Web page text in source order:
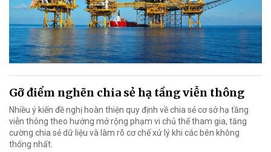
Gỡ điểm nghẽn chia sẻ hạ tầng viễn thông
Nhiều ý kiến đề nghị hoàn thiện quy định về chia sẻ cơ sở hạ tầng
viễn thông theo hướng mở rộng phạm vi chủ thể tham gia, tăng
cường chia sẻ dữ liệu và làm rõ cơ chế xử lý khi các bên không
thống nhất.